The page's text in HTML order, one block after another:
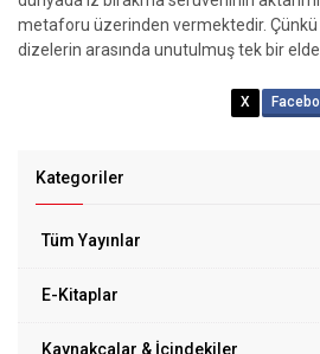
Kategoriler
Tüm Yayınlar
E-Kitaplar
Kaynakçalar & İçindekiler
metaforu üzerinden vermektedir. Çünkü
dizelerin arasında unutulmuş tek bir elde
X